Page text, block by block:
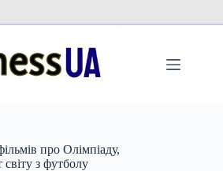
про Олімпіаду,
з футболу